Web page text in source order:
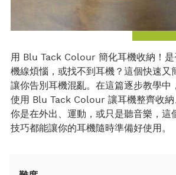
用 Blu Tack Colour 簡化耳機收納！是
機線煩惱，或找不到耳機？這個快速又
讓你告別耳機混亂。在這篇逐步教學中
使用 Blu Tack Colour 讓耳機整齊收納
你是在外出、運動，或只是聽音樂，這
技巧都能讓你的耳機隨時準備好使用。